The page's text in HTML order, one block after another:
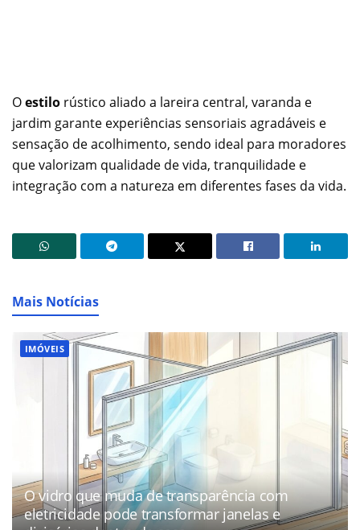
Oestilo rústico aliado a lareira central, varanda e
jardim garante experiências sensoriais agradáveis e
sensação de acolhimento, sendo ideal para moradores
que valorizam qualidade de vida, tranquilidade e
integração com a natureza em diferentes fases da vida.
Mais Notícias
IMÓVEIS
O vidro que muda de transparência com
eletricidade pode transformar janelas e